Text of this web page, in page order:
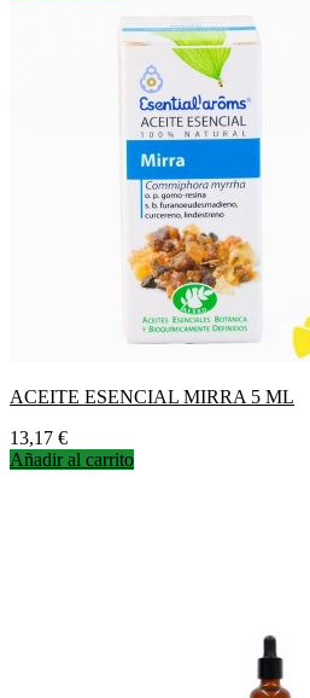
ACEITE ESENCIAL MIRRA 5 ML
Precio
13,17 €
Añadir al carrito